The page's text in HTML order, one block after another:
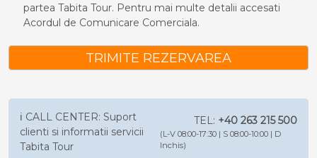
partea Tabita Tour. Pentru mai multe detalii accesati
Acordul de Comunicare Comerciala.
TRIMITE REZERVAREA
ℹ️ CALL CENTER: Suport
clienti si informatii servicii
Tabita Tour
TEL: +40 263 215 500
(L-V 08:00-17:30 | S 08:00-10:00 | D
Inchis)